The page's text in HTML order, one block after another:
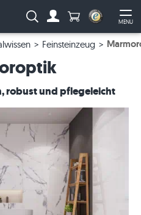
MENU
Suche: Anzahl
Feinsteinzeug
robust und pflegeleicht